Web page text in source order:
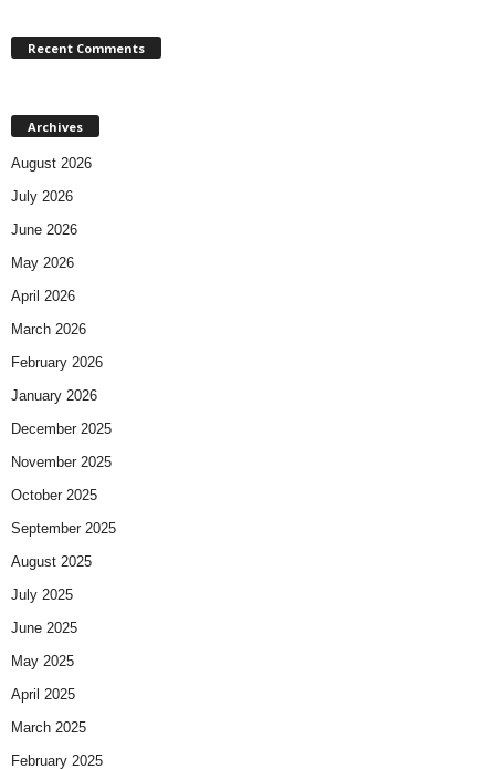
Recent Comments
Archives
August 2026
July 2026
June 2026
May 2026
April 2026
March 2026
February 2026
January 2026
December 2025
November 2025
October 2025
September 2025
August 2025
July 2025
June 2025
May 2025
April 2025
March 2025
February 2025